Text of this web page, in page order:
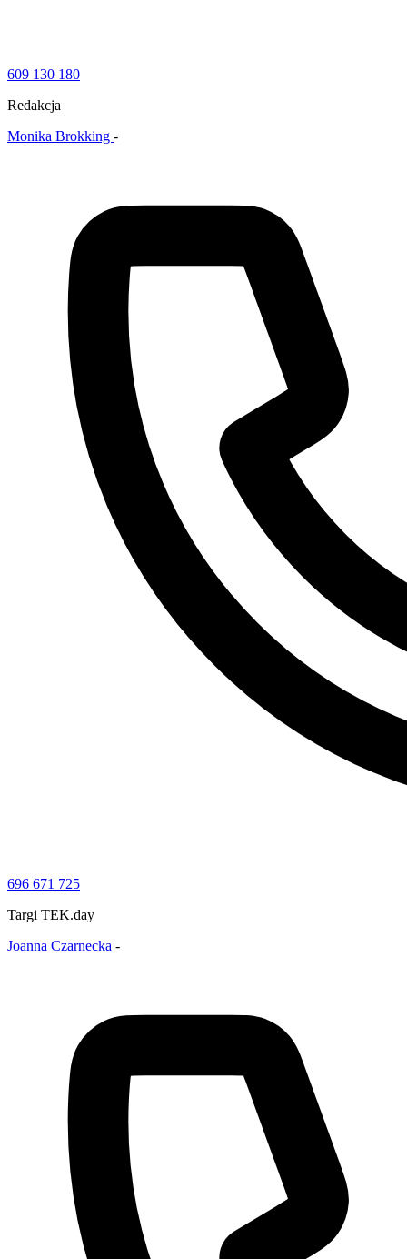
609 130 180
Redakcja
Monika Brokking -
696 671 725
Targi TEK.day
Joanna Czarnecka -